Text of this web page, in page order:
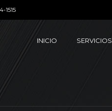
1515
INICIO SERVICIOS